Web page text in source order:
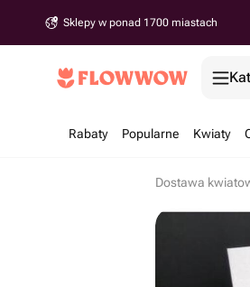
Sklepy w ponad 1700 miastach
Rabaty Popularne Kwiaty
Dostawa